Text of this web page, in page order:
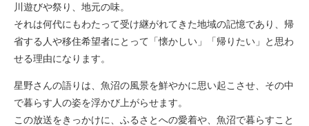
川遊びや祭り、地元の味。
それは何代にもわたって受け継がれてきた地域の記憶であり、帰
省する人や移住希望者にとって「懐かしい」「帰りたい」と思わ
せる理由になります。
星野さんの語りは、魚沼の風景を鮮やかに思い起こさせ、その中
で暮らす人の姿を浮かび上がらせます。
この放送をきっかけに、ふるさとへの愛着や、魚沼で暮らすこと